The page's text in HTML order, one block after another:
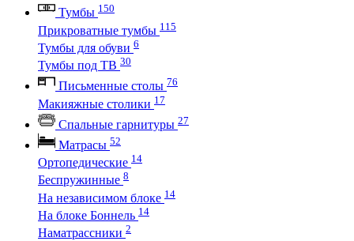
Тумбы 150
Прикроватные тумбы 115
Тумбы для обуви 6
Тумбы под ТВ 30
Письменные столы 76
Макияжные столики 17
Спальные гарнитуры 27
Матрасы 52
Ортопедические 14
Беспружинные 8
На независимом блоке 14
На блоке Боннель 14
Наматрассники 2